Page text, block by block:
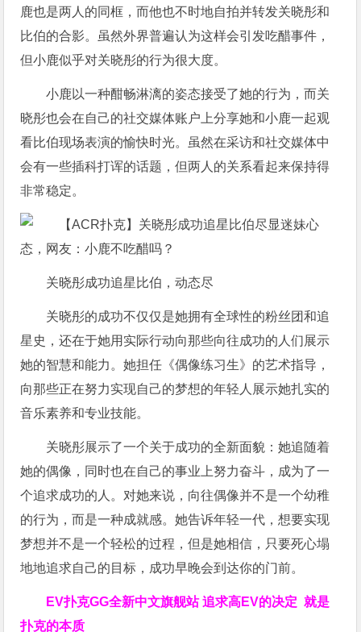
鹿也是两人的同框，而他也不时地自拍并转发关晓彤和
比伯的合影。虽然外界普遍认为这样会引发吃醋事件，
但小鹿似乎对关晓彤的行为很大度。
小鹿以一种酣畅淋漓的姿态接受了她的行为，而关
晓彤也会在自己的社交媒体账户上分享她和小鹿一起观
看比伯现场表演的愉快时光。虽然在采访和社交媒体中
会有一些插科打诨的话题，但两人的关系看起来保持得
非常稳定。
关晓彤成功追星比伯，动态尽
关晓彤的成功不仅仅是她拥有全球性的粉丝团和追
星史，还在于她用实际行动向那些向往成功的人们展示
她的智慧和能力。她担任《偶像练习生》的艺术指导，
向那些正在努力实现自己的梦想的年轻人展示她扎实的
音乐素养和专业技能。
关晓彤展示了一个关于成功的全新面貌：她追随着
她的偶像，同时也在自己的事业上努力奋斗，成为了一
个追求成功的人。对她来说，向往偶像并不是一个幼稚
的行为，而是一种成就感。她告诉年轻一代，想要实现
梦想并不是一个轻松的过程，但是她相信，只要死心塌
地地追求自己的目标，成功早晚会到达你的门前。
EV扑克GG全新中文旗舰站追求高EV的决定就是
扑克的本质